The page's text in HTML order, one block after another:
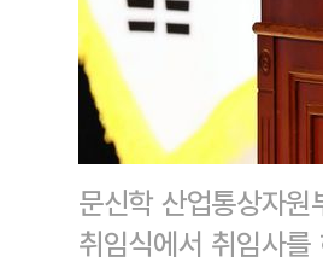
문신학 산업통상자
취임식에서 취임사